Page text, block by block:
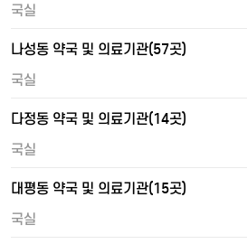
국실
나성동 약국 및 의료기관(57곳)
국실
다정동 약국 및 의료기관(14곳)
국실
대평동 약국 및 의료기관(15곳)
국실